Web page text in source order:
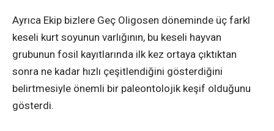
Ayrıca Ekip bizlere Geç Oligosen döneminde üç farkl
keseli kurt soyunun varlığının, bu keseli hayvan
grubunun fosil kayıtlarında ilk kez ortaya çıktıktan
sonra ne kadar hızlı çeşitlendiğini gösterdiğini
belirtmesiyle önemli bir paleontolojik keşif olduğunu
gösterdi.